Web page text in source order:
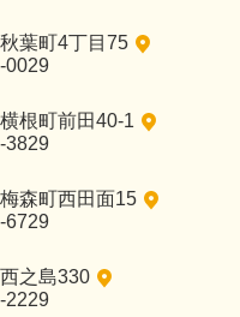
葉町4丁目75
0029
根町前田40-1
3829
森町西田面15
6729
之島330
2229